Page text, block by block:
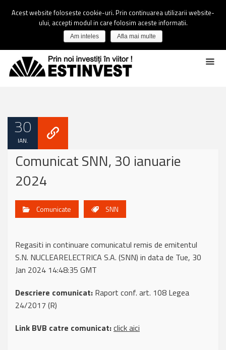
30
IAN.
Comunicat SNN, 30 ianuarie
2024
Comunicate SNN
Regasiti in continuare comunicatul remis de emitentul
S.N. NUCLEARELECTRICA S.A. (SNN) in data de Tue, 30
Jan 2024 14:48:35 GMT
Descriere comunicat: Raport conf. art. 108 Legea
24/2017 (R)
Link BVB catre comunicat:click aici
Acest website foloseste cookie-uri. Prin continuarea utilizarii website-
ului, accepti modul in care folosim aceste informatii.
Am inteles Afla mai multe